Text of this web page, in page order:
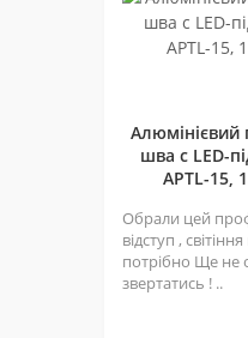
Алюмінієвий
шва c LED-
APTL-15,
Обрали цей
відступ ,
потрібно Ще не
звертатись ! ..